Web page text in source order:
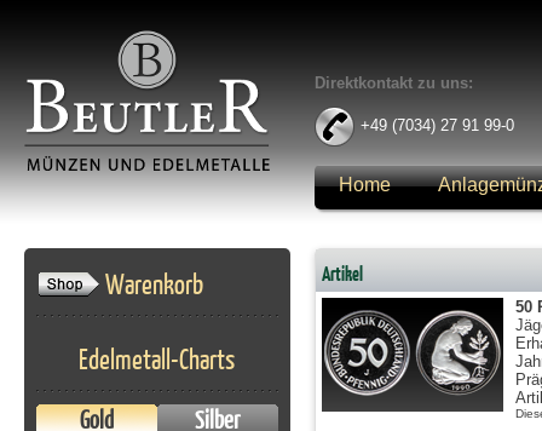
Direktkontakt zu uns:
+49 (7034) 27 91 99-0
Home
Warenkorb
Edelmetall-Charts
Gold Silber
Artikel
50